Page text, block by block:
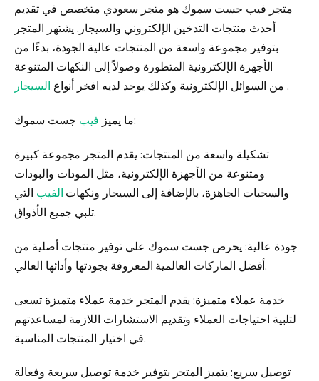
متجر فيب جست سموك هو متجر سعودي متخصص في تقديم
أحدث منتجات التدخين الإلكتروني والسيجار. يشتهر المتجر
بتوفير مجموعة واسعة من المنتجات عالية الجودة، بدءًا من
الأجهزة الإلكترونية المتطورة وصولاً إلى النكهات المتنوعة
من السوائل الإلكترونية وكذلك يوجد لديه افخر أنواع السيجار.
ما يميز فيب جست سموك:
تشكيلة واسعة من المنتجات: يقدم المتجر مجموعة كبيرة
ومتنوعة من الأجهزة الإلكترونية، مثل المودات والبودات
والسحبات الجاهزة، بالإضافة إلى السيجار ونكهات الفيب التي
تلبي جميع الأذواق.
جودة عالية: يحرص جست سموك على توفير منتجات أصلية من
أفضل الماركات العالمية المعروفة بجودتها وأدائها العالي.
خدمة عملاء متميزة: يقدم المتجر خدمة عملاء متميزة تسعى
لتلبية احتياجات العملاء وتقديم الاستشارات اللازمة لمساعدتهم
في اختيار المنتجات المناسبة.
توصيل سريع: يتميز المتجر بتوفير خدمة توصيل سريعة وفعالة